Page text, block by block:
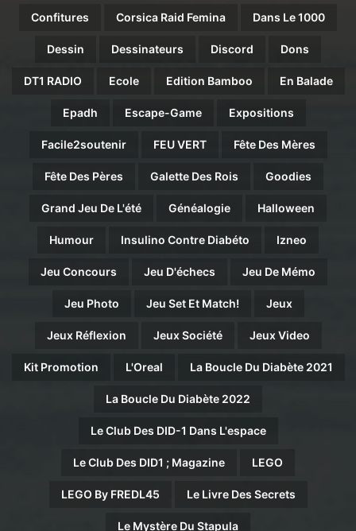
Confitures Corsica Raid Femina Dans Le 1000
Dessin Dessinateurs Discord Dons
DT1 RADIO Ecole Edition Bamboo En Balade
Epadh Escape-Game Expositions
Facile2soutenir FEU VERT Fête Des Mères
Fête Des Pères Galette Des Rois Goodies
Grand Jeu De L'été Généalogie Halloween
Humour Insulino Contre Diabéto Izneo
Jeu Concours Jeu D'échecs Jeu De Mémo
Jeu Photo Jeu Set Et Match! Jeux
Jeux Réflexion Jeux Société Jeux Video
Kit Promotion L'Oreal La Boucle Du Diabète 2021
La Boucle Du Diabète 2022
Le Club Des DID-1 Dans L'espace
Le Club Des DID1 ; Magazine LEGO
LEGO By FREDL45 Le Livre Des Secrets
Le Mystère Du Stapula